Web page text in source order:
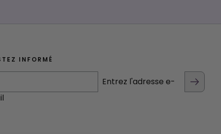
INFORMÉ
Entrez l'adresse e-